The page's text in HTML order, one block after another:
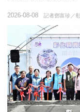
記者鄧富珍／
2026-08-08